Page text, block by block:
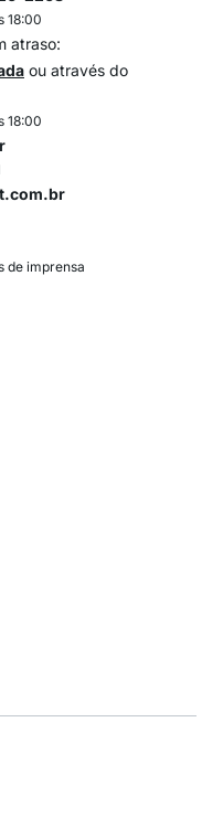
18:00
atraso:
ou através do
18:00
de imprensa